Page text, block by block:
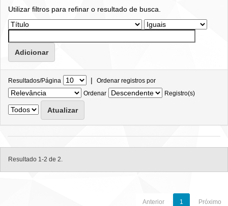
Utilizar filtros para refinar o resultado de busca.
Resultados/Página | Ordenar registros por
Ordenar
Registro(s)
Resultado 1-2 de 2.
Anterior 1 Próximo